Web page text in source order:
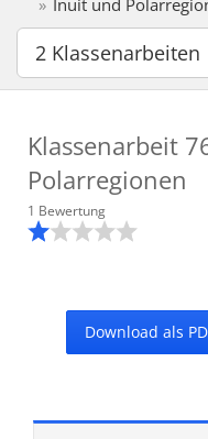
Inuit und
2 Klassenarbeiten
Klassenarbeit
Polarregionen
1 Bewertung
Download als